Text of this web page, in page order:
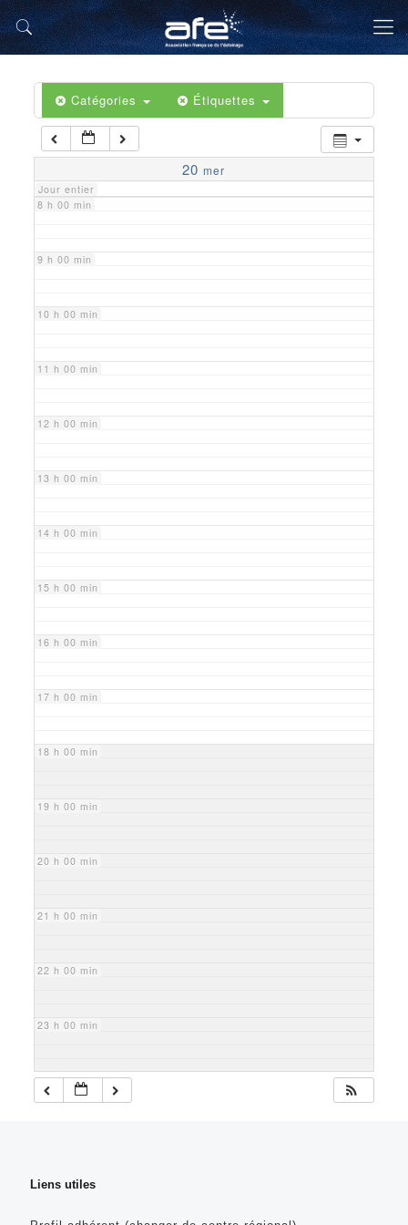
Catégories Étiquettes
20 mer
Jour entier
5 h 00 min
6 h 00 min
7 h 00 min
8 h 00 min
9 h 00 min
10 h 00 min
11 h 00 min
12 h 00 min
13 h 00 min
14 h 00 min
15 h 00 min
16 h 00 min
17 h 00 min
18 h 00 min
19 h 00 min
20 h 00 min
21 h 00 min
22 h 00 min
23 h 00 min
Liens utiles